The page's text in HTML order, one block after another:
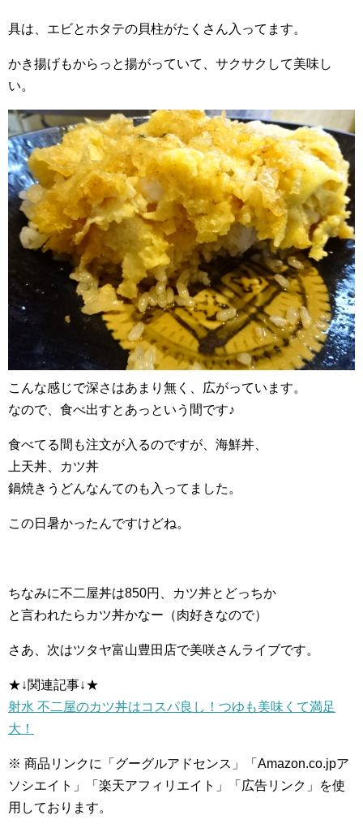
具は、エビとホタテの貝柱がたくさん入ってます。
かき揚げもからっと揚がっていて、サクサクして美味し
い。
こんな感じで深さはあまり無く、広がっています。
なので、食べ出すとあっという間です♪
食べてる間も注文が入るのですが、海鮮丼、
上天丼、カツ丼
鍋焼きうどんなんてのも入ってました。
この日暑かったんですけどね。
ちなみに不二屋丼は850円、カツ丼とどっちか
と言われたらカツ丼かなー（肉好きなので）
さあ、次はツタヤ富山豊田店で美咲さんライブです。
★↓関連記事↓★
射水 不二屋のカツ丼はコスパ良し！つゆも美味くて満足
大！
※ 商品リンクに「グーグルアドセンス」「Amazon.co.jpア
ソシエイト」「楽天アフィリエイト」「広告リンク」を使
用しております。